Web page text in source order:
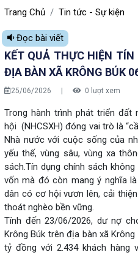
Trang Chủ Tin tức - Sự kiện
Đọc bài viết
KẾT QUẢ THỰC HIỆN
ĐỊA BÀN XÃ KRÔNG BÚK
25/06/2026 0 lượt xem
Trong hành trình phát triển đất
hội (NHCSXH) đóng vai trò là
Nhà nước với cuộc sống của
yếu thế, vùng sâu, vùng xa
sách.Tín dụng chính sách
vốn mà đó còn mang ý nghĩa
dân có cơ hội vươn lên, cải
thoát nghèo bền vững.
Tính đến 23/06/2026, dư nợ
Krông Búk trên địa bàn xã
tỷ đồng với 2.434 khách hàng